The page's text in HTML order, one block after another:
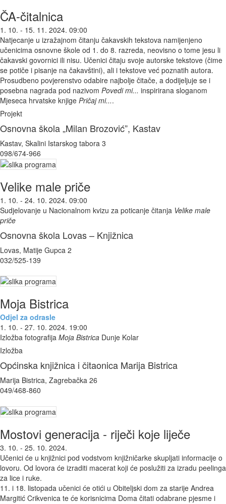
ČA-čitalnica
1. 10. - 15. 11. 2024. 09:00
Natjecanje u izražajnom čitanju čakavskih tekstova namijenjeno
učenicima osnovne škole od 1. do 8. razreda, neovisno o tome jesu li
čakavski govornici ili nisu. Učenici čitaju svoje autorske tekstove (čime
se potiče i pisanje na čakavštini), ali i tekstove već poznatih autora.
Prosudbeno povjerenstvo odabire najbolje čitače, a dodijeljuje se i
posebna nagrada pod nazivom Povedi mi... inspirirana sloganom
Mjeseca hrvatske knjige Pričaj mi....
Projekt
Osnovna škola „Milan Brozović”, Kastav
Kastav, Skalini Istarskog tabora 3
098/674-966
Velike male priče
1. 10. - 24. 10. 2024. 09:00
Sudjelovanje u Nacionalnom kvizu za poticanje čitanja Velike male
priče
Osnovna škola Lovas – Knjižnica
Lovas, Matije Gupca 2
032/525-139
Moja Bistrica
Odjel za odrasle
1. 10. - 27. 10. 2024. 19:00
Izložba fotografija Moja Bistrica Dunje Kolar
Izložba
Općinska knjižnica i čitaonica Marija Bistrica
Marija Bistrica, Zagrebačka 26
049/468-860
Mostovi generacija - riječi koje liječe
3. 10. - 25. 10. 2024.
Učenici će u knjižnici pod vodstvom knjižničarke skupljati informacije o
lovoru. Od lovora će izraditi macerat koji će poslužiti za izradu peelinga
za lice i ruke.
11. i 18. listopada učenici će otići u Obiteljski dom za starije Andrea
Margitić Crikvenica te će korisnicima Doma čitati odabrane pjesme i